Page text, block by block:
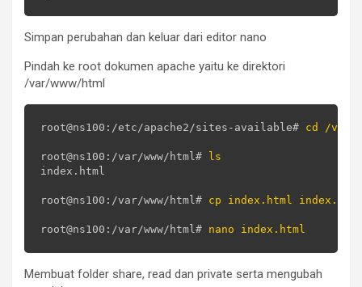
Simpan perubahan dan keluar dari editor nano
Pindah ke root dokumen apache yaitu ke direktori
/var/www/html
root@ns100:/etc/apache2/sites-available# cd /var/
root@ns100:/var/www/html#
ls
index.html
root@ns100:/var/www/html# cp index.html
root@ns100:/var/www/html#
Membuat folder share, read dan private serta mengubah